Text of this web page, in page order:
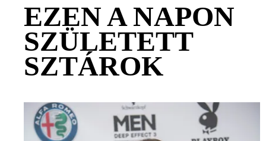
EZEN A NAPON
SZÜLETETT
SZTÁROK